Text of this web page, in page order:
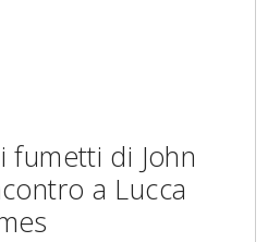
fumetti di John
a Lucca